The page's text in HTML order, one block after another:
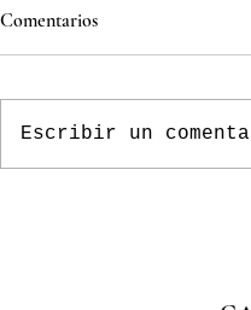
Comentarios
Escribir un